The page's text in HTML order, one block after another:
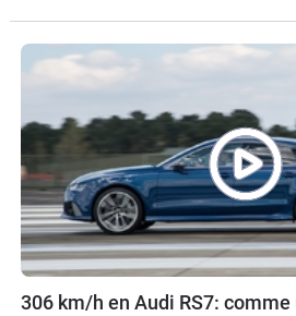
306 km/h en Audi RS7: